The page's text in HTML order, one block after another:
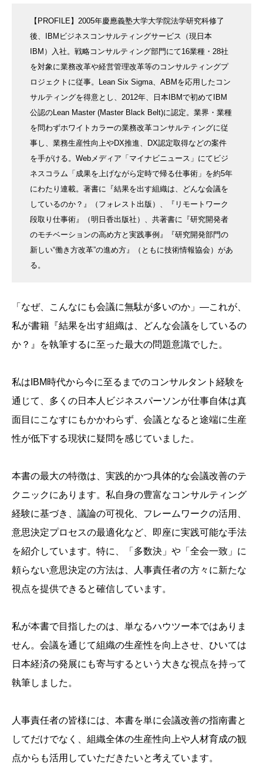
【PROFILE】2005年慶應義塾大学大学院法学研究科修了
後、IBMビジネスコンサルティングサービス（現日本
IBM）入社。戦略コンサルティング部門にて16業種・28社
を対象に業務改革や経営管理改革等のコンサルティングプ
ロジェクトに従事。Lean Six Sigma、ABMを応用したコン
サルティングを得意とし、2012年、日本IBMで初めてIBM
公認のLean Master (Master Black Belt)に認定。業界・業種
を問わずホワイトカラーの業務改革コンサルティングに従
事し、業務生産性向上やDX推進、DX認定取得などの案件
を手がける。Webメディア「マイナビニュース」にてビジ
ネスコラム「成果を上げながら定時で帰る仕事術」を約5年
にわたり連載。著書に『結果を出す組織は、どんな会議を
しているのか？』（フォレスト出版）、『リモートワーク
段取り仕事術』（明日香出版社）、共著書に『研究開発者
のモチベーションの高め方と実践事例』『研究開発部門の
新しい“働き方改革”の進め方』（ともに技術情報協会）があ
る。
「なぜ、こんなにも会議に無駄が多いのか」―これが、
私が書籍『結果を出す組織は、どんな会議をしているの
か？』を執筆するに至った最大の問題意識でした。
私はIBM時代から今に至るまでのコンサルタント経験を
通じて、多くの日本人ビジネスパーソンが仕事自体は真
面目にこなすにもかかわらず、会議となると途端に生産
性が低下する現状に疑問を感じていました。
本書の最大の特徴は、実践的かつ具体的な会議改善のテ
クニックにあります。私自身の豊富なコンサルティング
経験に基づき、議論の可視化、フレームワークの活用、
意思決定プロセスの最適化など、即座に実践可能な手法
を紹介しています。特に、「多数決」や「全会一致」に
頼らない意思決定の方法は、人事責任者の方々に新たな
視点を提供できると確信しています。
私が本書で目指したのは、単なるハウツー本ではありま
せん。会議を通じて組織の生産性を向上させ、ひいては
日本経済の発展にも寄与するという大きな視点を持って
執筆しました。
人事責任者の皆様には、本書を単に会議改善の指南書と
してだけでなく、組織全体の生産性向上や人材育成の観
点からも活用していただきたいと考えています。